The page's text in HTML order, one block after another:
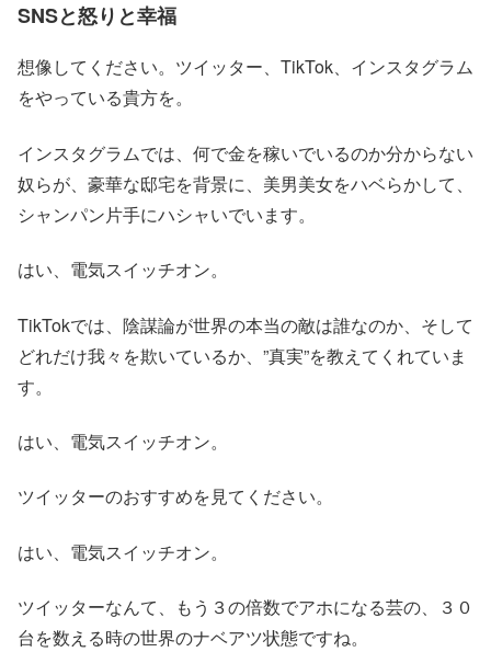
SNSと怒りと幸福
想像してください。ツイッター、TikTok、インスタグラム
をやっている貴方を。
インスタグラムでは、何で金を稼いでいるのか分からない
奴らが、豪華な邸宅を背景に、美男美女をハベらかして、
シャンパン片手にハシャいでいます。
はい、電気スイッチオン。
TikTokでは、陰謀論が世界の本当の敵は誰なのか、そして
どれだけ我々を欺いているか、”真実”を教えてくれていま
す。
はい、電気スイッチオン。
ツイッターのおすすめを見てください。
はい、電気スイッチオン。
ツイッターなんて、もう３の倍数でアホになる芸の、３０
台を数える時の世界のナベアツ状態ですね。